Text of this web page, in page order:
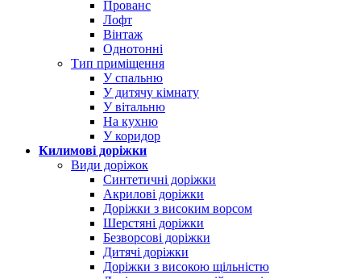
Прованс
Лофт
Вінтаж
Однотонні
Тип приміщення
У спальню
У дитячу кімнату
У вітальню
На кухню
У коридор
Килимові доріжки
Види доріжок
Синтетичні доріжки
Акрилові доріжки
Доріжки з високим ворсом
Шерстяні доріжки
Безворсові доріжки
Дитячі доріжки
Доріжки з високою щільністю